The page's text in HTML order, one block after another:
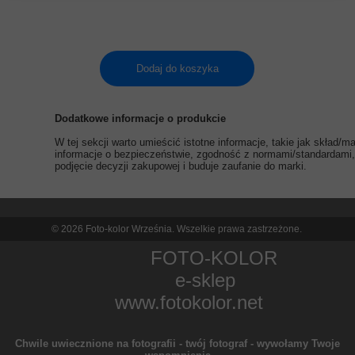
Dodaj do koszyka
Dodatkowe informacje o produkcie
W tej sekcji warto umieścić istotne informacje, takie jak skład/
informacje o bezpieczeństwie, zgodność z normami/
podjęcie decyzji zakupowej i buduje zaufanie do marki.
FOTO-KOLOR
e-sklep
www.fotokolor.net
Chwile uwiecznione na fotografii - twój fotograf - wywołamy Twoje
© 2026 Foto-kolor Września. Wszelkie prawa zastrzeżone.